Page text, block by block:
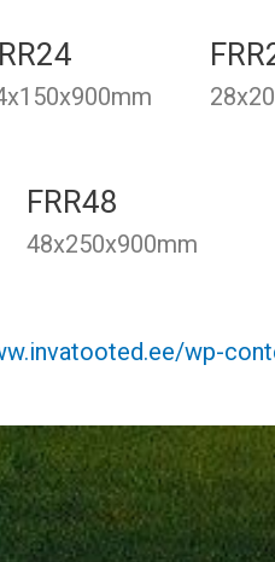
FRR48
48x250x900mm
wp-